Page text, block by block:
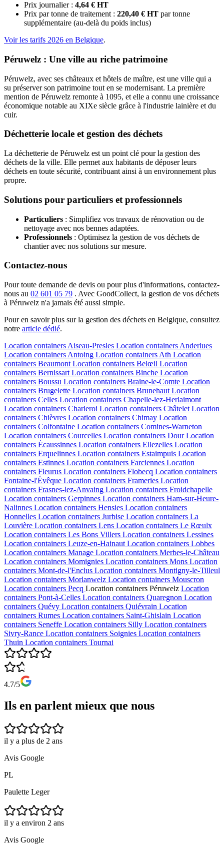
Prix journalier : 4,64 € HT
Prix par tonne de traitement : 220,40 € HT par tonne
supplémentaire (au-delà du poids inclus)
Voir les tarifs 2026 en Belgique.
Péruwelz : Une ville au riche patrimoine
Péruwelz, avec ses châteaux et hôtels de maître, est une ville qui a
su préserver son patrimoine tout en se modernisant. La première
mention de Péruwelz remonte à 1095, et elle a connu une croissance
économique notable au XIXe siècle grâce à l'industrie lainière et du
cuir.
Déchetterie locale et gestion des déchets
La déchetterie de Péruwelz est un point clé pour la gestion des
déchets de la ville. Elle permet aux habitants de déposer leurs
déchets en toute sécurité, contribuant ainsi à un environnement plus
propre.
Solutions pour particuliers et professionnels
Particuliers : Simplifiez vos travaux de rénovation ou de
nettoyage avec nos bennes adaptées.
Professionnels : Optimisez la gestion de vos déchets de
chantier avec nos solutions sur mesure.
Contactez-nous
Pour toute demande de devis ou pour plus d'informations, contactez-
nous au 02 601 05 79 . Avec GoodCollect, la gestion de vos déchets
à Péruwelz n'a jamais été aussi simple.
Pour en savoir plus sur la gestion des déchets en Belgique, consultez
notre article dédié.
Location containers Aiseau-Presles Location containers Anderlues
Location containers Antoing Location containers Ath Location
containers Beaumont Location containers Belœil Location
containers Bernissart Location containers Binche Location
containers Boussu Location containers Braine-le-Comte Location
containers Brugelette Location containers Brunehaut Location
containers Celles Location containers Chapelle-lez-Herlaimont
Location containers Charleroi Location containers Châtelet Location
containers Chièvres Location containers Chimay Location
containers Colfontaine Location containers Comines-Warneton
Location containers Courcelles Location containers Dour Location
containers Écaussinnes Location containers Ellezelles Location
containers Erquelinnes Location containers Estaimpuis Location
containers Estinnes Location containers Farciennes Location
containers Fleurus Location containers Flobecq Location containers
Fontaine-l'Évêque Location containers Frameries Location
containers Frasnes-lez-Anvaing Location containers Froidchapelle
Location containers Gerpinnes Location containers Ham-sur-Heure-
Nalinnes Location containers Hensies Location containers
Honnelles Location containers Jurbise Location containers La
Louvière Location containers Lens Location containers Le Rœulx
Location containers Les Bons Villers Location containers Lessines
Location containers Leuze-en-Hainaut Location containers Lobbes
Location containers Manage Location containers Merbes-le-Château
Location containers Momignies Location containers Mons Location
containers Mont-de-l'Enclus Location containers Montigny-le-Tilleul
Location containers Morlanwelz Location containers Mouscron
Location containers Pecq Location containers Péruwelz Location
containers Pont-à-Celles Location containers Quaregnon Location
containers Quévy Location containers Quiévrain Location
containers Rumes Location containers Saint-Ghislain Location
containers Seneffe Location containers Silly Location containers
Sivry-Rance Location containers Soignies Location containers
Thuin Location containers Tournai
4.7/5
Ils en parlent mieux que nous
il y a plus de 2 ans
Avis Google
PL
Paulette Leger
il y a environ 2 ans
Avis Google